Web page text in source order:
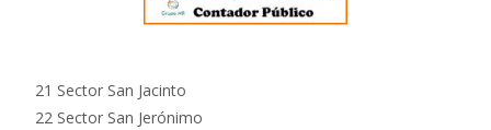
21 Sector San Jacinto
22 Sector San Jerónimo